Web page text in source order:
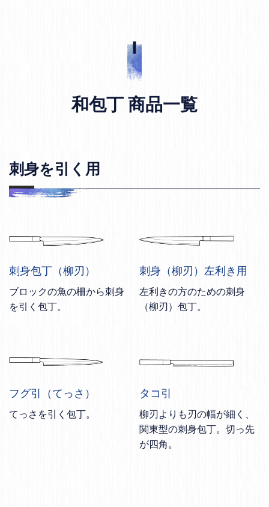
和包丁 商品一覧
刺身を引く用
刺身包丁（柳刃）
ブロックの魚の柵から刺身
を引く包丁。
刺身（柳刃）左利き用
左利きの方のための刺身
（柳刃）包丁。
フグ引（てっさ）
てっさを引く包丁。
タコ引
柳刃よりも刃の幅が細く、
関東型の刺身包丁。切っ先
が四角。